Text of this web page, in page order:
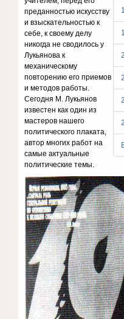
преданностью искусству
и взыскательностью к
себе, к своему делу
никогда не сводилось у
Лукьянова к
механическому
повторению его приемов
и методов работы.
Сегодня М. Лукьянов
известен как один из
мастеров нашего
политического плаката,
автор многих работ на
самые актуальные
политические темы.